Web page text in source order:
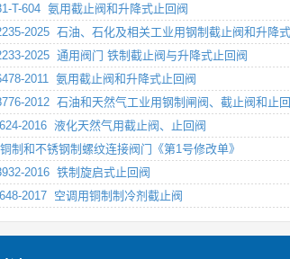
T-604 氨用截止阀和升降式止回阀
2025 石油、石化及相关工业用钢制截止阀和升降
2025 通用阀门 铁制截止阀与升降式止回阀
2011 氨用截止阀和升降式止回阀
2012 石油和天然气工业用钢制闸阀、截止阀和止回
2016 液化天然气用截止阀、止回阀
制和不锈钢制螺纹连接阀门《第1号修改单》
2016 铁制旋启式止回阀
2017 空调用铜制制冷剂截止阀